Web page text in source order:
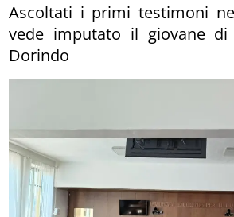
Ascoltati i primi testimoni
vede imputato il giovane di
Dorindo